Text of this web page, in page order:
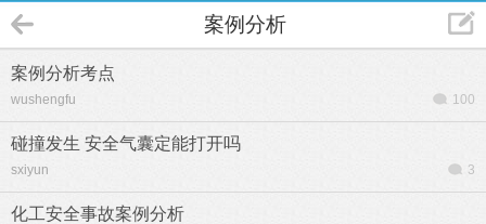
案例分析
案例分析考点
wushengfu 100
碰撞发生 安全气囊定能打开吗
sxiyun 3
化工安全事故案例分析